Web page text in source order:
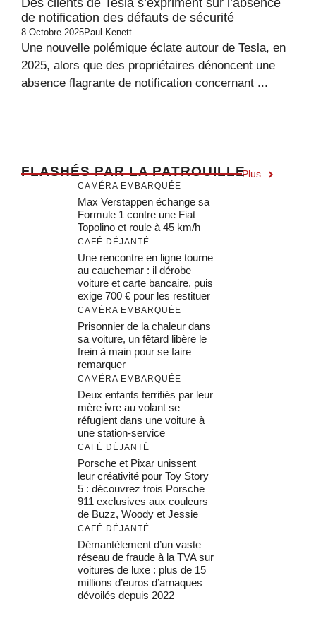
Des clients de Tesla s’expriment sur l’absence
de notification des défauts de sécurité
8 Octobre 2025Paul Kenett
Une nouvelle polémique éclate autour de Tesla, en
2025, alors que des propriétaires dénoncent une
absence flagrante de notification concernant ...
FLASHÉS PAR LA PATROUILLEPlus
CAMÉRA EMBARQUÉE
Max Verstappen échange sa
Formule 1 contre une Fiat
Topolino et roule à 45 km/h
CAFÉ DÉJANTÉ
Une rencontre en ligne tourne
au cauchemar : il dérobe
voiture et carte bancaire, puis
exige 700 € pour les restituer
CAMÉRA EMBARQUÉE
Prisonnier de la chaleur dans
sa voiture, un fêtard libère le
frein à main pour se faire
remarquer
CAMÉRA EMBARQUÉE
Deux enfants terrifiés par leur
mère ivre au volant se
réfugient dans une voiture à
une station-service
CAFÉ DÉJANTÉ
Porsche et Pixar unissent
leur créativité pour Toy Story
5 : découvrez trois Porsche
911 exclusives aux couleurs
de Buzz, Woody et Jessie
CAFÉ DÉJANTÉ
Démantèlement d’un vaste
réseau de fraude à la TVA sur
voitures de luxe : plus de 15
millions d’euros d’arnaques
dévoilés depuis 2022